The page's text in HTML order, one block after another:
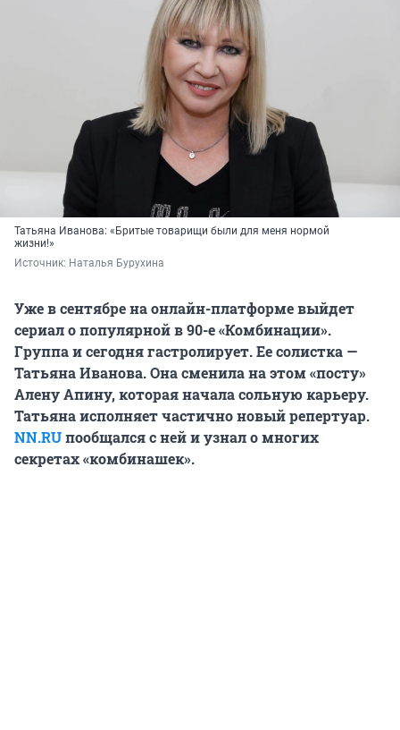
Татьяна Иванова: «Бритые товарищи были для меня нормой
жизни!»
Источник: Наталья Бурухина
Уже в сентябре на онлайн-платформе выйдет
сериал о популярной в 90-е «Комбинации».
Группа и сегодня гастролирует. Ее солистка —
Татьяна Иванова. Она сменила на этом «посту»
Алену Апину, которая начала сольную карьеру.
Татьяна исполняет частично новый репертуар.
NN.RUпообщался с ней и узнал о многих
секретах «комбинашек».